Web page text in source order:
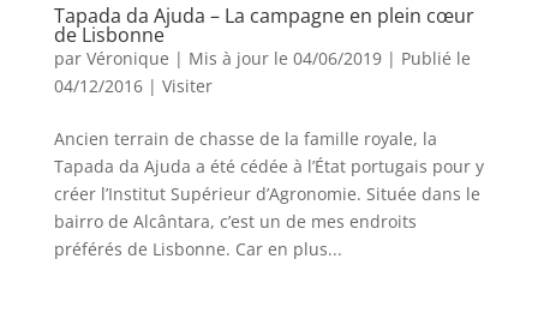
Tapada da Ajuda – La campagne en plein cœur
de Lisbonne
par Véronique | Mis à jour le 04/06/2019 | Publié le
04/12/2016| Visiter
Ancien terrain de chasse de la famille royale, la
Tapada da Ajuda a été cédée à l’État portugais pour y
créer l’Institut Supérieur d’Agronomie. Située dans le
bairro de Alcântara, c’est un de mes endroits
préférés de Lisbonne. Car en plus...